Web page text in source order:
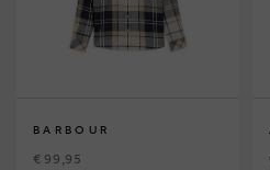
BARBOUR
€ 99,95